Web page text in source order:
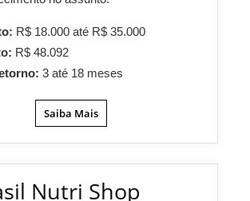
R$ 18.000 até R$ 35.000
R$ 48.092
3 até 18 meses
Saiba Mais
Nutri Shop